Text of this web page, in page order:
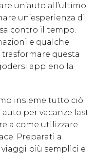
un’auto all’ultimo
un’esperienza di
contro il tempo.
e qualche
questa
appieno la
insieme tutto ciò
per vacanze last
a come utilizzare
Preparati a
più semplici e